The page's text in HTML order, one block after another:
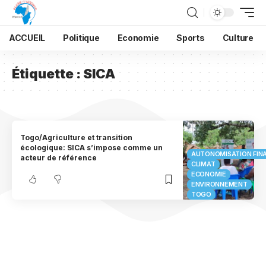
ACCUEIL Politique Economie Sports Culture
Étiquette : SICA
AUTONOMISATION
CLIMAT
ECONOMIE
ENVIRONNEMENT
TOGO
Togo/Agriculture et transition
écologique: SICA s’impose comme un
acteur de référence